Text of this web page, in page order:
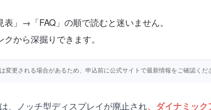
」→「FAQ」の順で読むと迷いません。
から深掘りできます。
更される場合があるため、申込前に公式サイトで最新情報をご確認くだ
、ノッチ型ディスプレイが廃止され、ダイナミッ